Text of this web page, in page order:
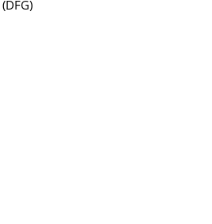
(DFG)